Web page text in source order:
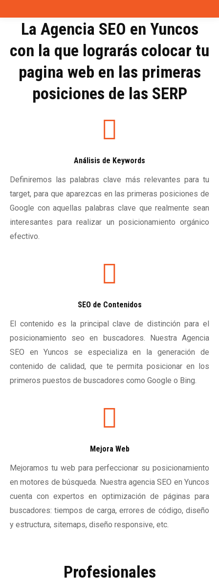
La Agencia SEO en Yuncos
con la que lograrás colocar tu
pagina web en las primeras
posiciones de las SERP
Análisis de Keywords
Definiremos las palabras clave más relevantes para tu
target, para que aparezcas en las primeras posiciones de
Google con aquellas palabras clave que realmente sean
interesantes para realizar un posicionamiento orgánico
efectivo.
SEO de Contenidos
El contenido es la principal clave de distinción para el
posicionamiento seo en buscadores. Nuestra Agencia
SEO en Yuncos se especializa en la generación de
contenido de calidad, que te permita posicionar en los
primeros puestos de buscadores como Google o Bing.
Mejora Web
Mejoramos tu web para perfeccionar su posicionamiento
en motores de búsqueda. Nuestra agencia SEO en Yuncos
cuenta con expertos en optimización de páginas para
buscadores: tiempos de carga, errores de código, diseño
y estructura, sitemaps, diseño responsive, etc.
Profesionales